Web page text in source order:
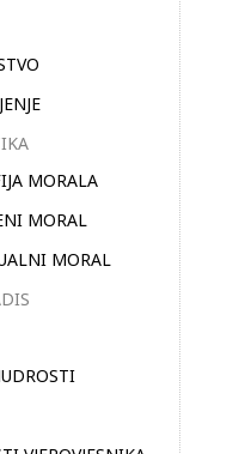
MORALA
MORAL
MORAL